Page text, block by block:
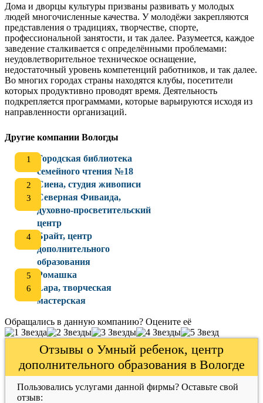
Дома и дворцы культуры призваны развивать у молодых
людей многочисленные качества. У молодёжи закрепляются
представления о традициях, творчестве, спорте,
профессиональной занятости, и так далее. Разумеется, каждое
заведение сталкивается с определёнными проблемами:
неудовлетворительное техническое оснащение,
недостаточный уровень компетенций работников, и так далее.
Во многих городах страны находятся клубы, посетители
которых продуктивно проводят время. Деятельность
подкрепляется программами, которые варьируются исходя из
направленности организаций.
Другие компании Вологды
Городская библиотека
семейного чтения №18
Сиена, студия живописи
Северная Фиваида,
духовно-просветительский
центр
Брайт, центр
дополнительного
образования
Ромашка
Lapa, творческая
мастерская
Обращались в данную компанию? Оцените её
Отзывы о Умный ребенок, центр
дополнительного образования в Вологде
Пользовались услугами данной фирмы? Оставьте свой
отзыв: